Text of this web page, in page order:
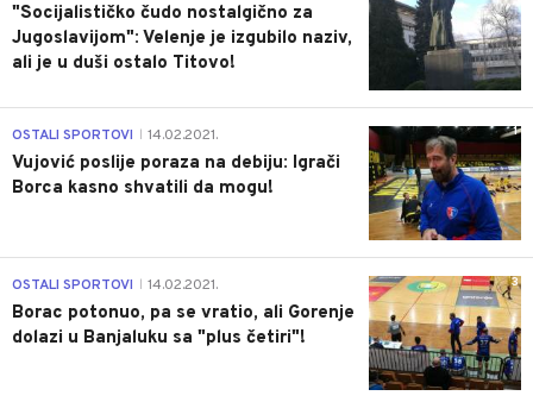
"Socijalističko čudo nostalgično za
Jugoslavijom": Velenje je izgubilo naziv,
ali je u duši ostalo Titovo!
1
OSTALI SPORTOVI 14.02.2021.
Vujović poslije poraza na debiju: Igrači
Borca kasno shvatili da mogu!
3
OSTALI SPORTOVI 14.02.2021.
Borac potonuo, pa se vratio, ali Gorenje
dolazi u Banjaluku sa "plus četiri"!